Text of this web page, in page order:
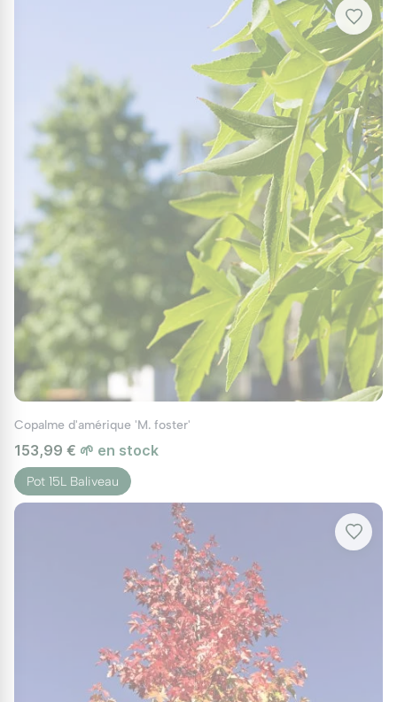
Copalme d'amérique 'M. foster'
153,99 € 🌱 en stock
Pot 15L Baliveau